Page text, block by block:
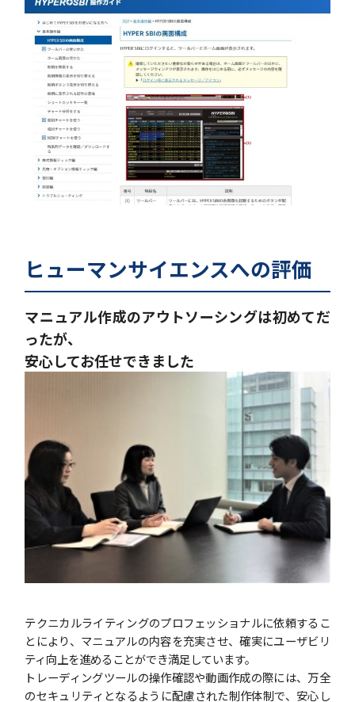
ヒューマンサイエンスへの評価
マニュアル作成のアウトソーシングは初めてだ
ったが、
安心してお任せできました
テクニカルライティングのプロフェッショナルに依頼するこ
とにより、マニュアルの内容を充実させ、確実にユーザビリ
ティ向上を進めることができ満足しています。
トレーディングツールの操作確認や動画作成の際には、万全
のセキュリティとなるように配慮された制作体制で、安心し